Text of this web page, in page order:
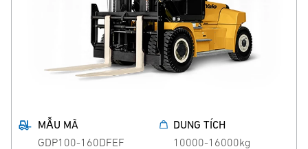
MẪU MÃ
GDP100-160DFEF
DUNG TÍCH
10000-16000kg